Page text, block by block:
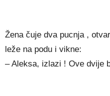
Žena čuje dva pucnja ,
leže na podu i vikne:
– Aleksa, izlazi ! Ove dvije